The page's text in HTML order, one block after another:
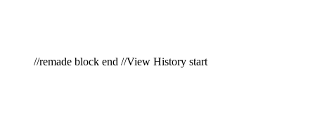
//remade block end //View History start